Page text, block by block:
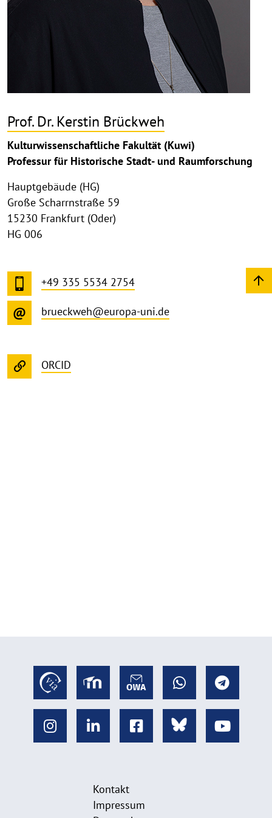
Prof. Dr. Kerstin Brückweh
Kulturwissenschaftliche Fakultät (Kuwi)
Professur für Historische Stadt- und Raumforschung
Hauptgebäude (HG)
Große Scharrnstraße 59
15230 Frankfurt (Oder)
HG 006
+49 335 5534 2754
brueckweh@europa-uni.de
ORCID
Kontakt
Impressum